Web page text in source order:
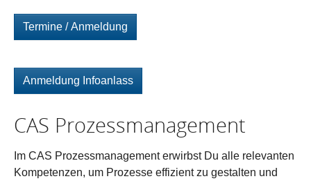
Termine / Anmeldung
Anmeldung Infoanlass
CAS Prozessmanagement
Im CAS Prozessmanagement erwirbst Du alle relevanten
Kompetenzen, um Prozesse effizient zu gestalten und